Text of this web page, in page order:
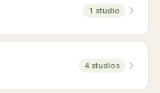
1 studio
4 studios